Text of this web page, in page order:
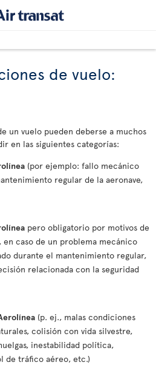
de vuelo:
un vuelo pueden deberse a muchos
en las siguientes categorías:
(por ejemplo: fallo mecánico
regular de la aeronave,
pero obligatorio por motivos de
caso de un problema mecánico
durante el mantenimiento regular,
relacionada con la seguridad
(p. ej., malas condiciones
colisión con vida silvestre,
inestabilidad política,
de tráfico aéreo, etc.)